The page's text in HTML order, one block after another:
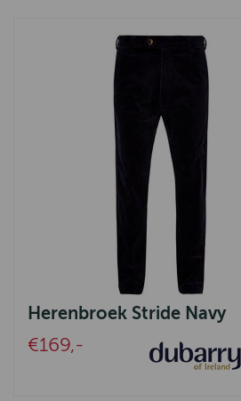
Herenbroek Stride Navy
€169,-